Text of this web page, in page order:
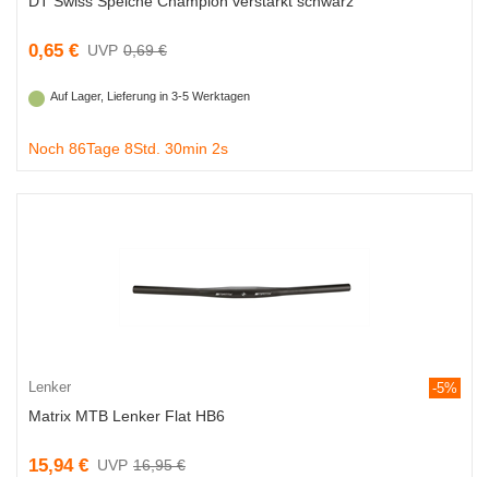
0,65 € 0,69 €
Auf Lager, Lieferung in 3-5 Werktagen
Noch 86Tage 8Std. 30min 1s
Lenker -5%
Matrix MTB Lenker Flat HB6
15,94 € 16,95 €